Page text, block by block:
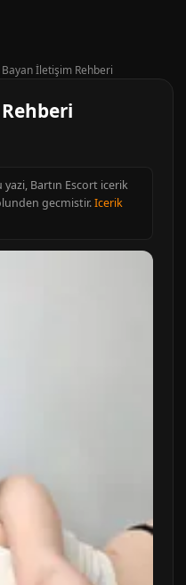
İletişim Rehberi
yazi, Bartın Escort icerik
gecmistir.Icerik